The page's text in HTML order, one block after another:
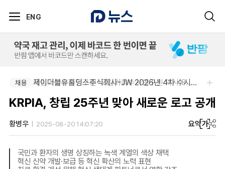
ENG
채용 제이더블유홀딩스주식회사-JW 2026년 4차 수시채용
채용 국립과학수사연구원-국립과학수사연구원 약사 3명 채용
KRPIA, 창립 25주년 맞아 새로운 로고 공개
황병우 2025-08-20 14:07:20 요약가
국민과 환자의 생명 상징하는 녹색 계열의 색상 채택
혁신 신약 개발·보급 등 혁신 확산의 노력 표현